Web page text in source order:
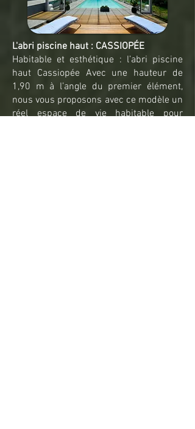
L'abri piscine haut : CASSIOPÉE
Habitable et esthétique : l’abri piscine
haut Cassiopée Avec une hauteur de
1,90 m à l’angle du premier élément,
nous vous proposons avec ce modèle un
réel espace de vie habitable pour